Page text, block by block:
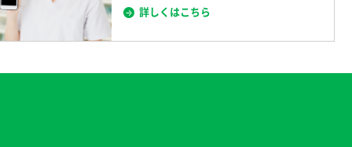
詳しくはこちら